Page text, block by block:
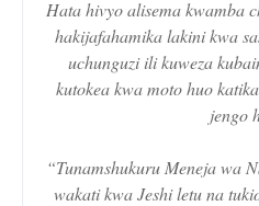
Hata hivyo alisema kwamba
hakijafahamika lakini kwa
uchunguzi ili kuweza
kutokea kwa moto huo
jengo
“Tunamshukuru Meneja wa
wakati kwa Jeshi letu na